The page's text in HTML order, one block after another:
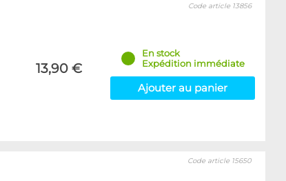
13,90 €
Code article 13856
En stock
Expédition immédiate
Ajouter au panier
Code article 15650